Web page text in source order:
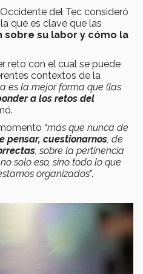
del Tec consideró
que es clave que las
sobre su labor y cómo la
reto con el cual se puede
contextos de la
es la mejor forma que (las
a los retos del
“más que nunca de
pensar, cuestionarnos, de
, sobre la pertinencia
solo eso, sino todo lo que
organizados”.